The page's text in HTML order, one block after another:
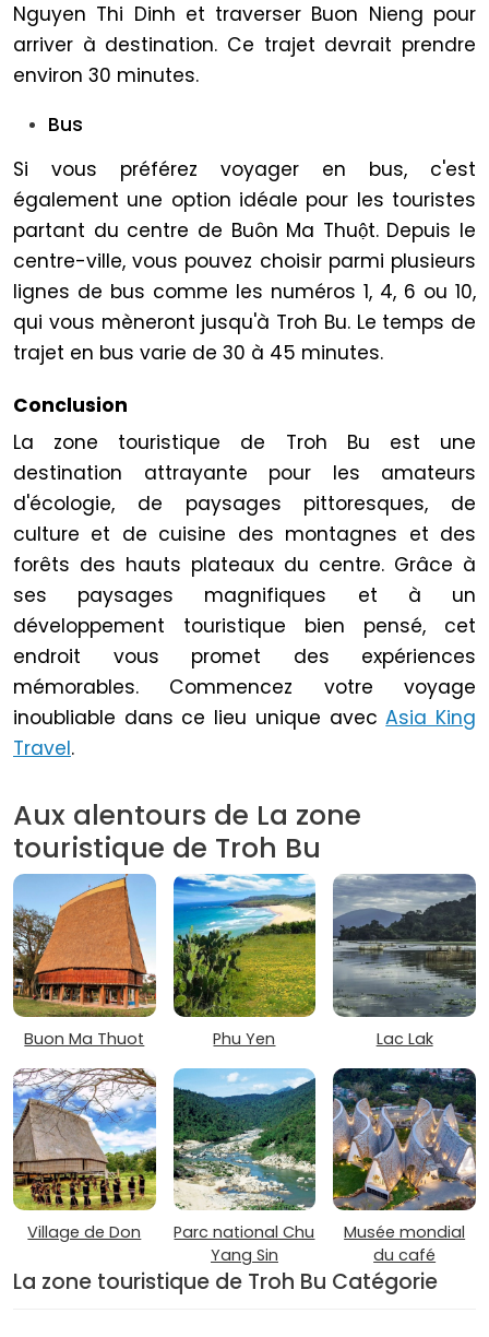
Nguyen Thi Dinh et traverser Buon Nieng pour
arriver à destination. Ce trajet devrait prendre
environ 30 minutes.
Bus
Si vous préférez voyager en bus, c'est
également une option idéale pour les touristes
partant du centre de Buôn Ma Thuột. Depuis le
centre-ville, vous pouvez choisir parmi plusieurs
lignes de bus comme les numéros 1, 4, 6 ou 10,
qui vous mèneront jusqu'à Troh Bu. Le temps de
trajet en bus varie de 30 à 45 minutes.
Conclusion
La zone touristique de Troh Bu est une
destination attrayante pour les amateurs
d'écologie, de paysages pittoresques, de
culture et de cuisine des montagnes et des
forêts des hauts plateaux du centre. Grâce à
ses paysages magnifiques et à un
développement touristique bien pensé, cet
endroit vous promet des expériences
mémorables. Commencez votre voyage
inoubliable dans ce lieu unique avecAsia King
Travel.
Aux alentours de La zone
touristique de Troh Bu
Buon Ma Thuot Phu Yen Lac Lak
Village de Don
Parc national Chu
Yang Sin
Musée mondial
du café
La zone touristique de Troh Bu Catégorie